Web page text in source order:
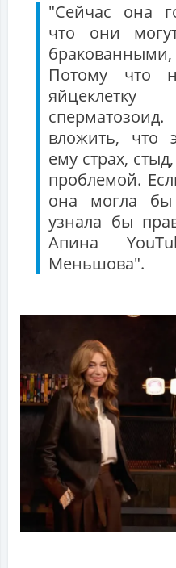
"Сейчас она
что они
бракованными,
Потому что
вложить, что
ему страх,
проблемой.
она могла бы
узнала бы
Апина
Меньшова".